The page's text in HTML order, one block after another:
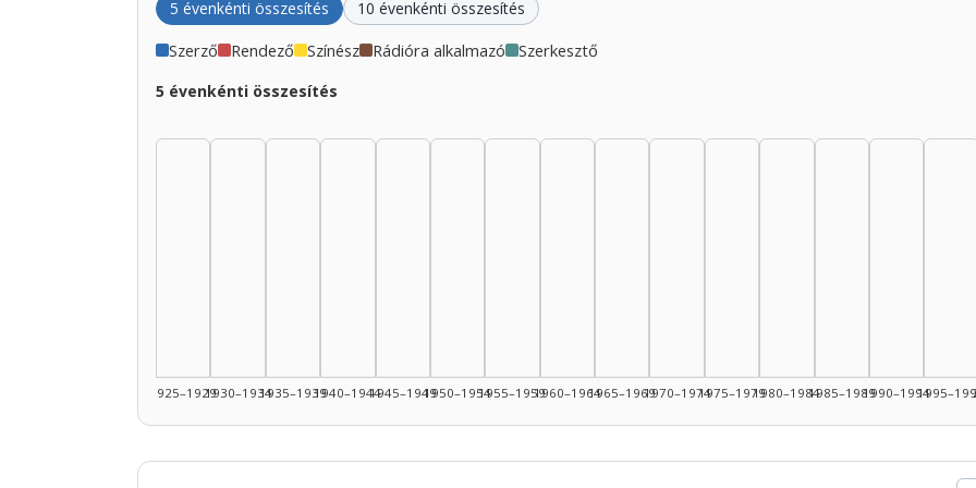
5 évenkénti összesítés 10 évenkénti összesítés
Szerző Rendező Színész Rádióra alkalmazó Szerkesztő
5 évenkénti összesítés
1925–19291930–19341935–19391940–19441945–19491950–19541955–19591960–19641965–19691970–19741975–19791980–19841985–19891990–1994